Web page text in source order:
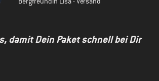
damit Dein Paket schnell bei Dir